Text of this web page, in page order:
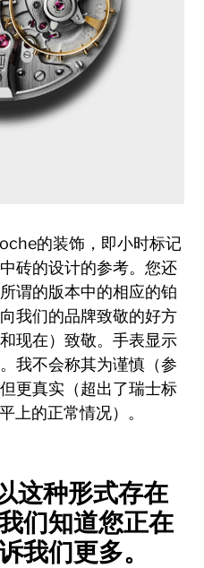
的装饰，即小时标记
砖的设计的参考。您还
谓的版本中的相应的铂
我们的品牌致敬的好方
现在）致敬。手表显示
我不会称其为谨慎（参
更真实（超出了瑞士标
上的正常情况）。
这种形式存在
们知道您正在
我们更多。